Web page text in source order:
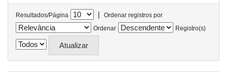
Resultados/Página |
Ordenar registros por
Ordenar
Registro(s)